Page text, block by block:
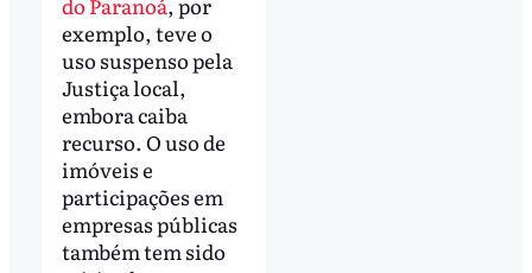
exemplo, teve o
uso suspenso pela
Justiça local,
embora caiba
recurso. O uso de
imóveis e
participações em
empresas públicas
também tem sido